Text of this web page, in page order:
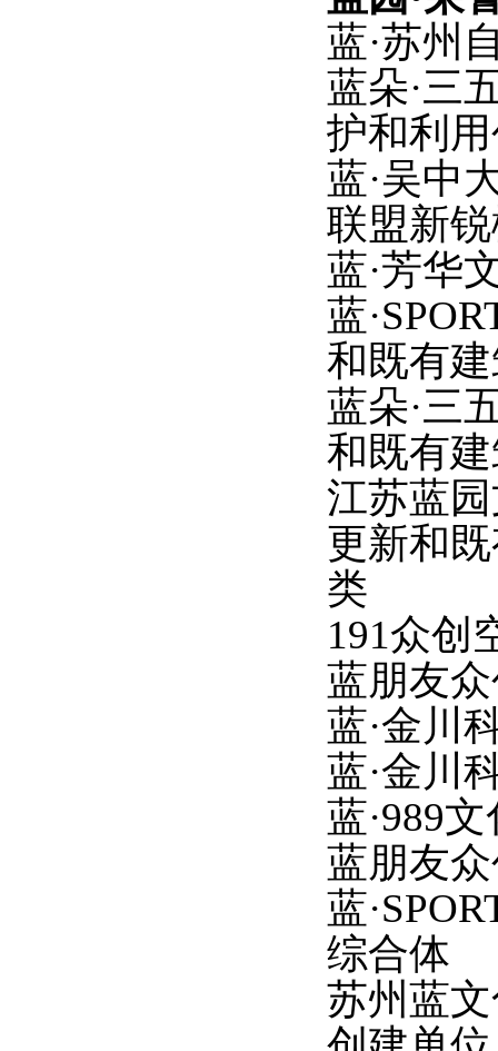
蓝·苏州
蓝朵·三
护和利
蓝·吴中
联盟新
蓝·芳华
蓝
和既有
蓝朵·三
和既有
江苏蓝
更新和
类
191众创
蓝朋友
蓝·金川
蓝·金川
蓝·989
蓝朋友
蓝
综合体
苏州蓝